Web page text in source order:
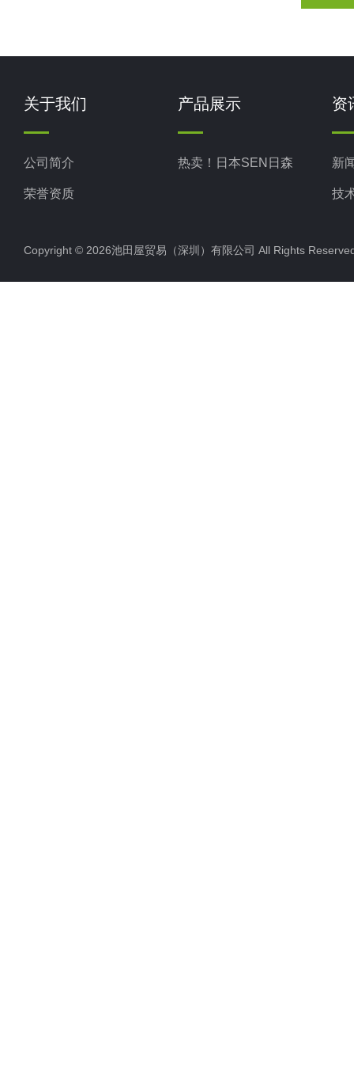
关于我们
公司简介
荣誉资质
产品展示
热卖！日本SEN日森
资
新
技
Copyright © 2026池田屋贸易（深圳）有限公司 All Rights